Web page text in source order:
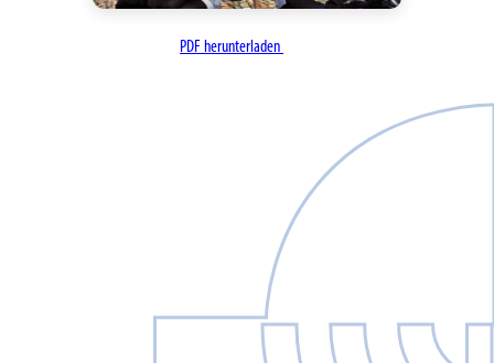
PDF herunterladen